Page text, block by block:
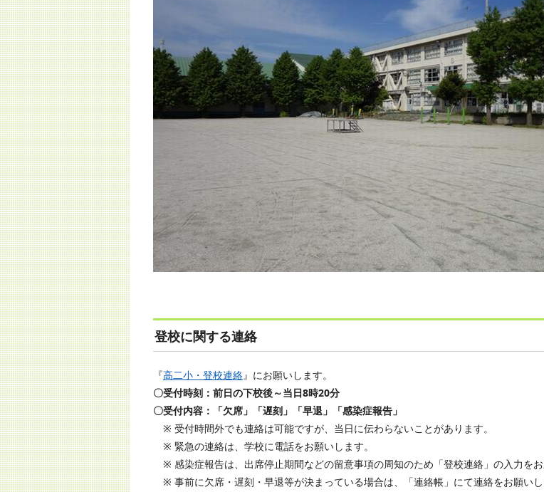
登校に関する連絡
『高二小・登校連絡』にお願いします。
〇受付時刻：前日の下校後～当日8時20分
〇受付内容：「欠席」「遅刻」「早退」「感染症報告」
※ 受付時間外でも連絡は可能ですが、当日に伝わらないことがあります。
※ 緊急の連絡は、学校に電話をお願いします。
※ 感染症報告は、出席停止期間などの留意事項の周知のため「登校連絡」の入力をお
※ 事前に欠席・遅刻・早退等が決まっている場合は、「連絡帳」にて連絡をお願いし